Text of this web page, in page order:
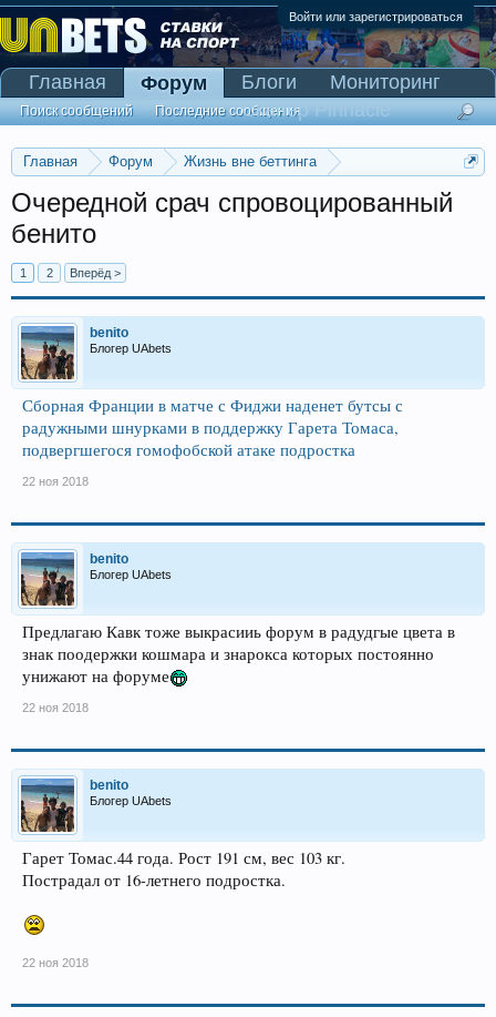
Войти или зарегистрироваться
Главная Форум
Жизнь вне беттинга
Беседка-флудилка
Очередной срач спровоцированный
бенито
1 2 Вперёд >
benito
Блогер UAbets
Сборная Франции в матче с Фиджи наденет бутсы с
радужными шнурками в поддержку Гарета Томаса,
подвергшегося гомофобской атаке подростка
22 ноя 2018
benito
Блогер UAbets
Предлагаю Кавк тоже выкрасииь форум в радудгые цвета в
знак поодержки кошмара и знарокса которых постоянно
унижают на форуме
22 ноя 2018
benito
Блогер UAbets
Гарет Томас.44 года. Рост 191 см, вес 103 кг.
Пострадал от 16-летнего подростка.
22 ноя 2018
Главная Форум
Поиск сообщений Последние сообщения
Блоги
Мониторинг
Сканер Pinnacle